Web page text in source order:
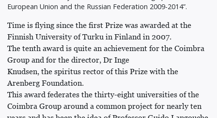
European Union and the Russian Federation 2009-2014”.
Time is flying since the first Prize was awarded at the
Finnish University of Turku in Finland in 2007.
The tenth award is quite an achievement for the Coimbra
Group and for the director, Dr Inge
Knudsen, the spiritus rector of this Prize with the
Arenberg Foundation.
This award federates the thirty-eight universities of the
Coimbra Group around a common project for nearly ten